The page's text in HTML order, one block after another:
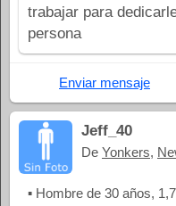
trabajar para
persona
Enviar mensaje
Jeff_40
De Yonkers,
▪ Hombre de 30 años,